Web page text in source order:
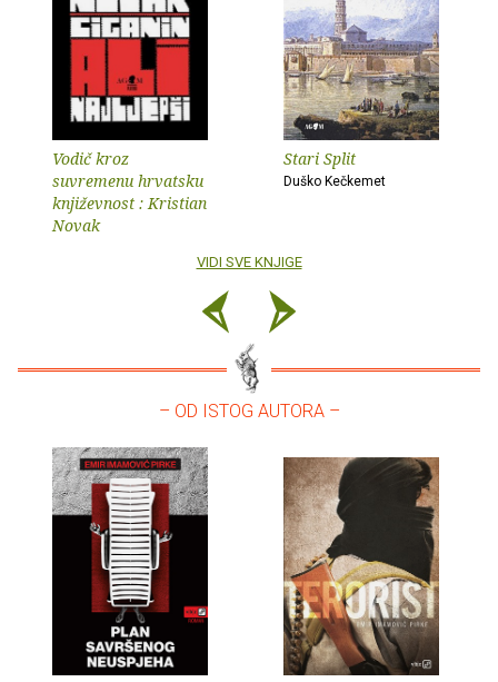
Vodič kroz
suvremenu hrvatsku
književnost : Kristian
Novak
Stari Split
Duško Kečkemet
VIDI SVE KNJIGE
– OD ISTOG AUTORA –